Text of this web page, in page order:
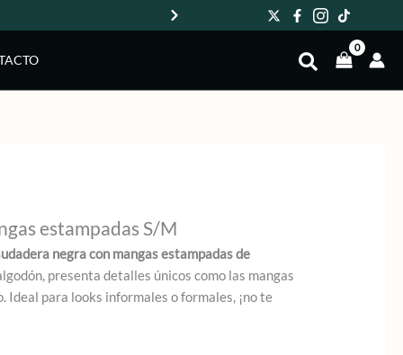
estampadas S/M
negra con mangas estampadas de
presenta detalles únicos como las mangas
Ideal para looks informales o formales, ¡no te